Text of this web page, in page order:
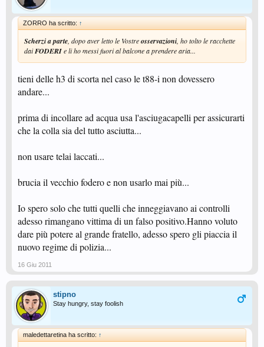
ZORRO ha scritto: ↑
Scherzi a parte , dopo aver letto le Vostreosservazioni , ho tolto le racchette
daiFODERIe li ho messi fuori al balcone a prendere aria...
tieni delle h3 di scorta nel caso le t88-i non dovessero
andare...
prima di incollare ad acqua usa l'asciugacapelli per assicurarti
che la colla sia del tutto asciutta...
non usare telai laccati...
brucia il vecchio fodero e non usarlo mai più...
Io spero solo che tutti quelli che inneggiavano ai controlli
adesso rimangano vittima di un falso positivo.Hanno voluto
dare più potere al grande fratello, adesso spero gli piaccia il
nuovo regime di polizia...
16 Giu 2011
stipno
Stay hungry, stay foolish
maledettaretina ha scritto: ↑